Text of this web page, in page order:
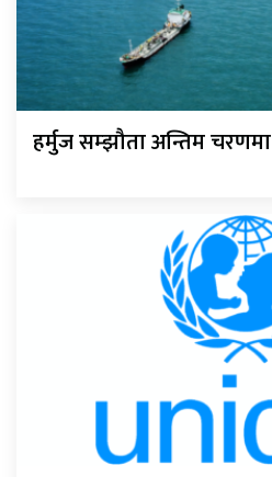
हर्मुज सम्झौता अन्तिम चरणमा